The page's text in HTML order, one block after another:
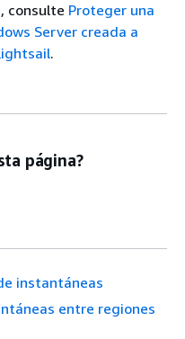
consulte Proteger una
Server creada a
.
página?
instantáneas
entre regiones